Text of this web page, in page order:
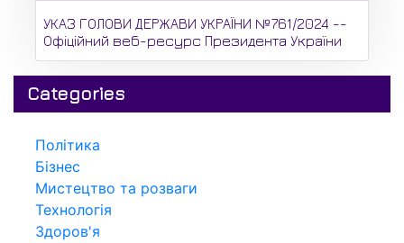
УКАЗ ГОЛОВИ ДЕРЖАВИ УКРАЇНИ №761/2024 --
Офіційний веб-ресурс Президента України
Categories
Політика
Бізнес
Мистецтво та розваги
Технологія
Здоров'я